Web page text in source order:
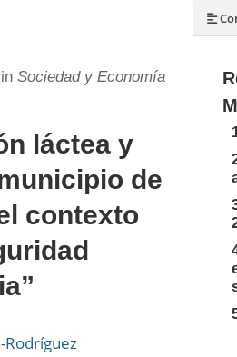
Sociedad y Economía
láctea y
de
contexto
Rodríguez